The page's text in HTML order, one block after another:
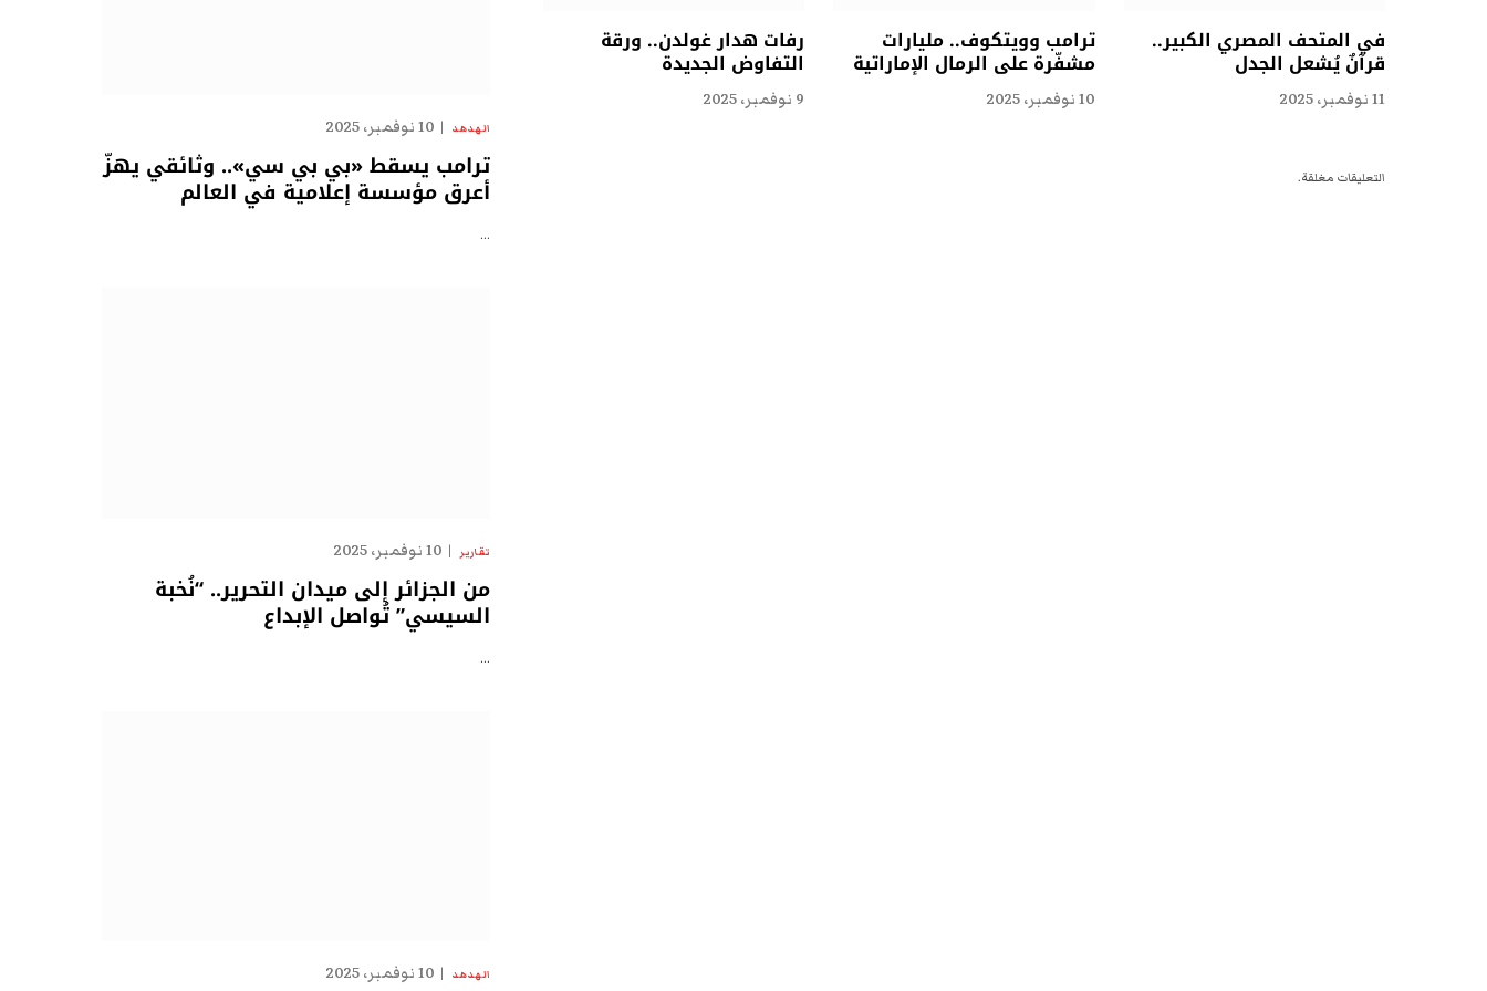
في المتحف المصري الكبير..
قرآنٌ يُشعل الجدل
11 نوفمبر، 2025
ترامب وويتكوف.. مليارات
مشفّرة على الرمال الإماراتية
10 نوفمبر، 2025
رفات هدار غولدن.. ورقة
التفاوض الجديدة
9 نوفمبر، 2025
التعليقات مغلقة.
الهدهد 10 نوفمبر، 2025
ترامب يسقط «بي بي سي».. وثائقي يهزّ
أعرق مؤسسة إعلامية في العالم
…
تقارير 10 نوفمبر، 2025
من الجزائر إلى ميدان التحرير.. “نُخبة
السيسي” تُواصل الإبداع
…
الهدهد 10 نوفمبر، 2025